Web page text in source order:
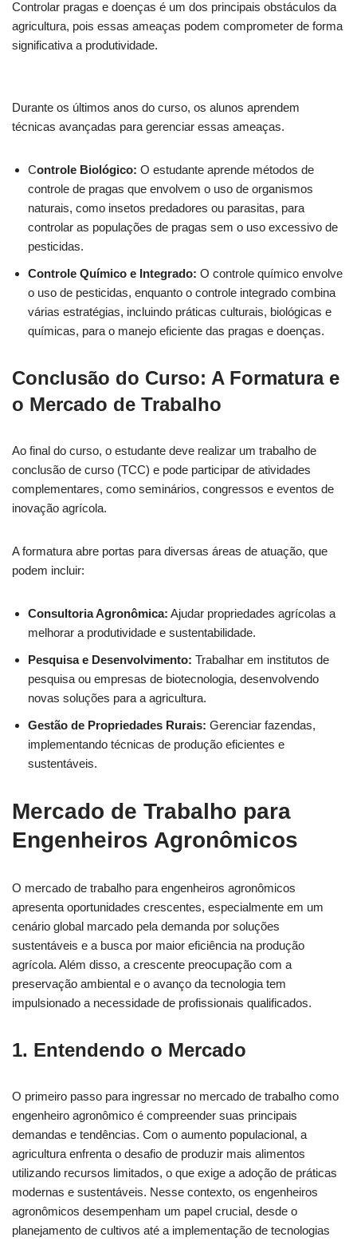
Controlar pragas e doenças é um dos principais obstáculos da
agricultura, pois essas ameaças podem comprometer de forma
significativa a produtividade.
Durante os últimos anos do curso, os alunos aprendem
técnicas avançadas para gerenciar essas ameaças.
Controle Biológico: O estudante aprende métodos de
controle de pragas que envolvem o uso de organismos
naturais, como insetos predadores ou parasitas, para
controlar as populações de pragas sem o uso excessivo de
pesticidas.
Controle Químico e Integrado: O controle químico envolve
o uso de pesticidas, enquanto o controle integrado combina
várias estratégias, incluindo práticas culturais, biológicas e
químicas, para o manejo eficiente das pragas e doenças.
Conclusão do Curso: A Formatura e
o Mercado de Trabalho
Ao final do curso, o estudante deve realizar um trabalho de
conclusão de curso (TCC) e pode participar de atividades
complementares, como seminários, congressos e eventos de
inovação agrícola.
A formatura abre portas para diversas áreas de atuação, que
podem incluir:
Consultoria Agronômica: Ajudar propriedades agrícolas a
melhorar a produtividade e sustentabilidade.
Pesquisa e Desenvolvimento: Trabalhar em institutos de
pesquisa ou empresas de biotecnologia, desenvolvendo
novas soluções para a agricultura.
Gestão de Propriedades Rurais: Gerenciar fazendas,
implementando técnicas de produção eficientes e
sustentáveis.
Mercado de Trabalho para
Engenheiros Agronômicos
O mercado de trabalho para engenheiros agronômicos
apresenta oportunidades crescentes, especialmente em um
cenário global marcado pela demanda por soluções
sustentáveis e a busca por maior eficiência na produção
agrícola. Além disso, a crescente preocupação com a
preservação ambiental e o avanço da tecnologia tem
impulsionado a necessidade de profissionais qualificados.
1. Entendendo o Mercado
O primeiro passo para ingressar no mercado de trabalho como
engenheiro agronômico é compreender suas principais
demandas e tendências. Com o aumento populacional, a
agricultura enfrenta o desafio de produzir mais alimentos
utilizando recursos limitados, o que exige a adoção de práticas
modernas e sustentáveis. Nesse contexto, os engenheiros
agronômicos desempenham um papel crucial, desde o
planejamento de cultivos até a implementação de tecnologias